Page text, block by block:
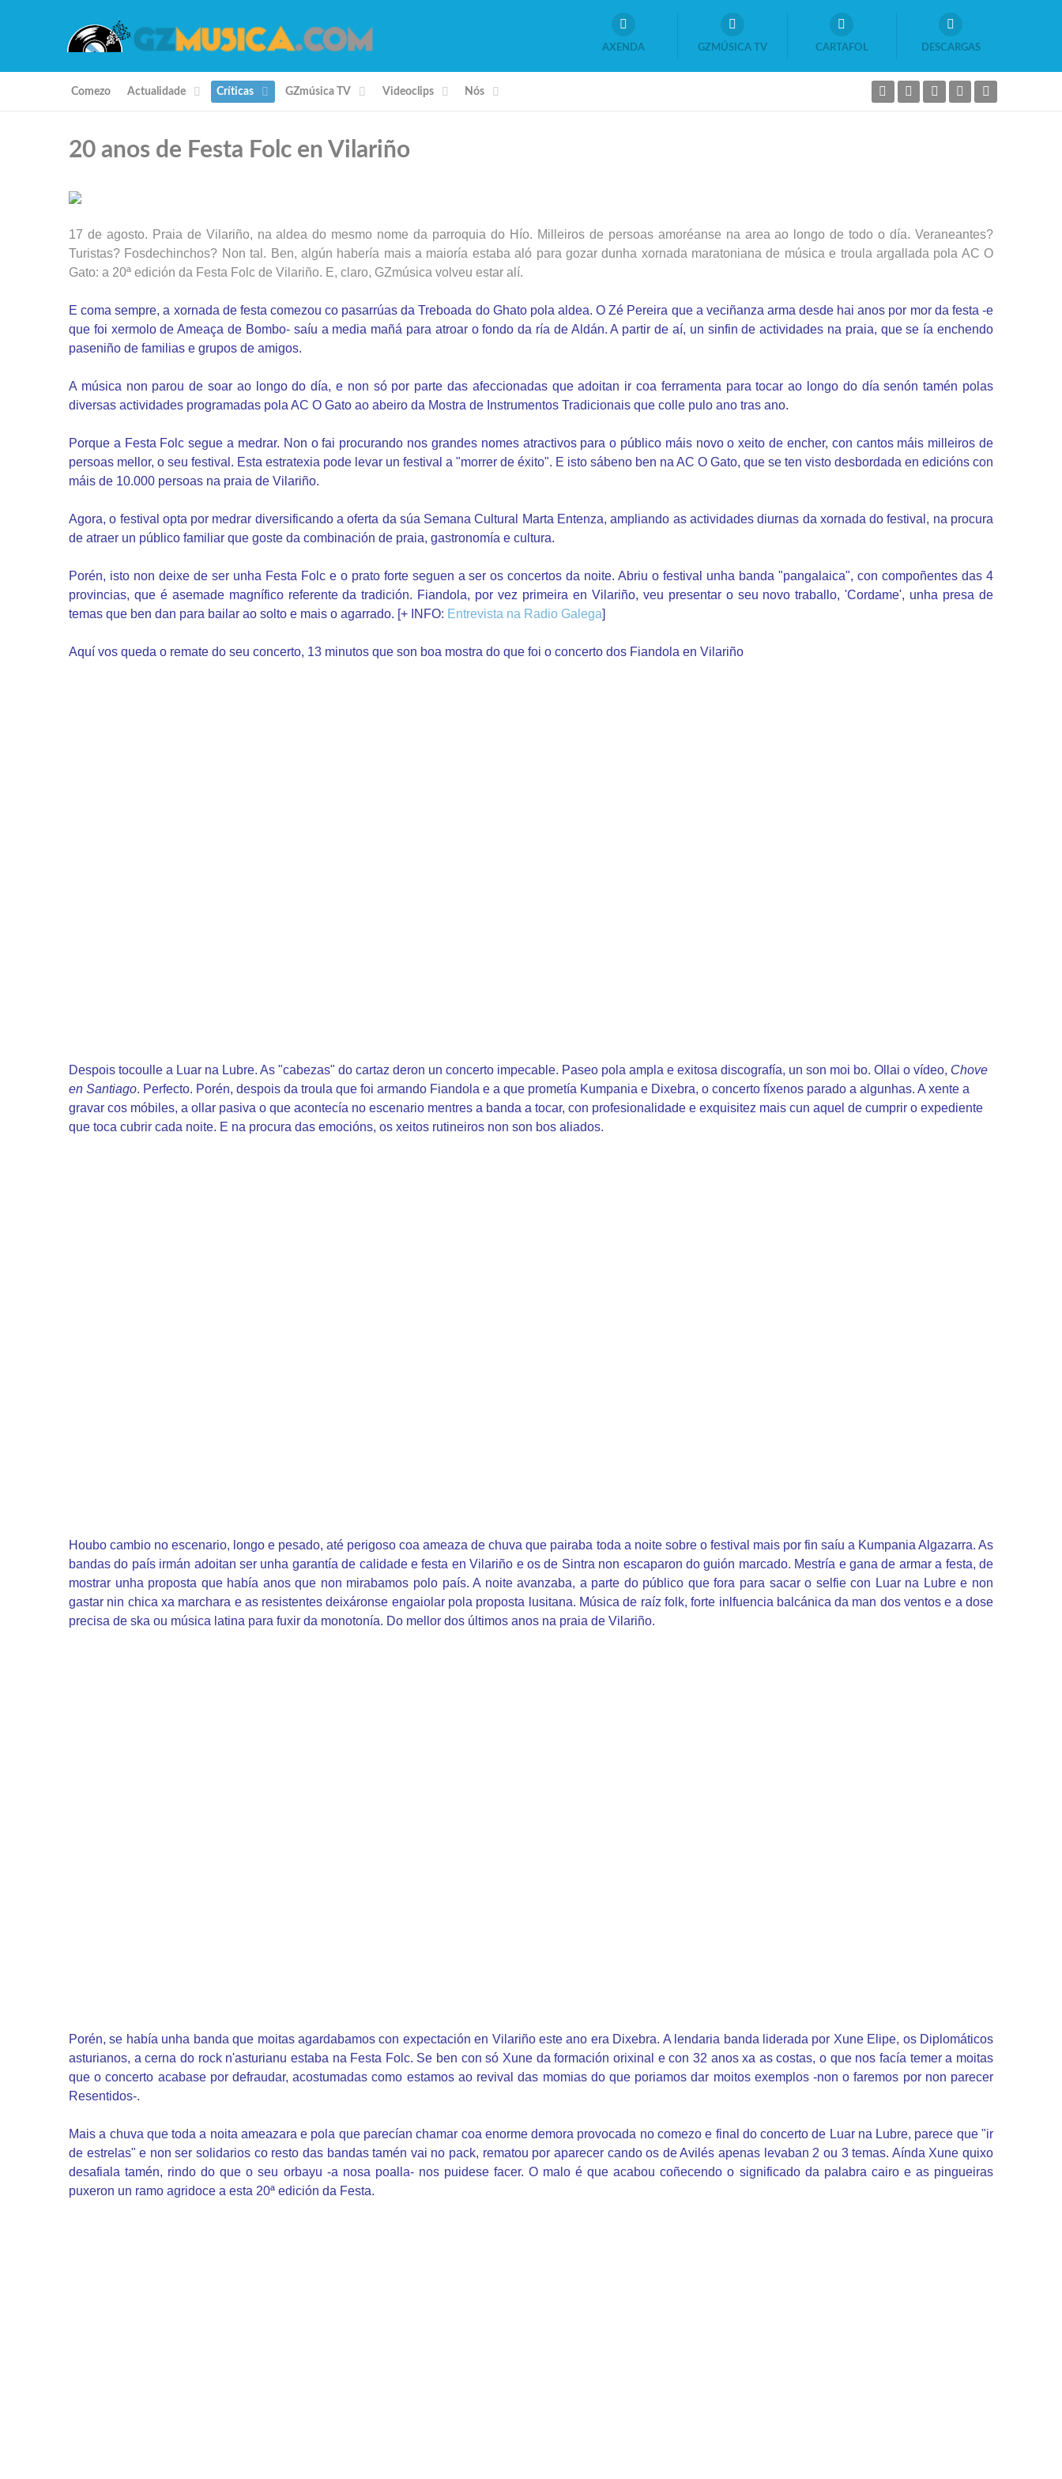
AXENDA GZMÚSICA TV CARTAFOL DESCARGAS
Comezo Actualidade Críticas GZmúsica TV Videoclips Nós
20 anos de Festa Folc en Vilariño
17 de agosto. Praia de Vilariño, na aldea do mesmo nome da parroquia do Hío. Milleiros de persoas amoréanse na area ao longo de todo o día. Veraneantes?
Turistas? Fosdechinchos? Non tal. Ben, algún habería mais a maioría estaba aló para gozar dunha xornada maratoniana de música e troula argallada pola AC O
Gato: a 20ª edición da Festa Folc de Vilariño. E, claro, GZmúsica volveu estar alí.
E coma sempre, a xornada de festa comezou co pasarrúas da Treboada do Ghato pola aldea. O Zé Pereira que a veciñanza arma desde hai anos por mor da festa -e
que foi xermolo de Ameaça de Bombo- saíu a media mañá para atroar o fondo da ría de Aldán. A partir de aí, un sinfin de actividades na praia, que se ía enchendo
paseniño de familias e grupos de amigos.
A música non parou de soar ao longo do día, e non só por parte das afeccionadas que adoitan ir coa ferramenta para tocar ao longo do día senón tamén polas
diversas actividades programadas pola AC O Gato ao abeiro da Mostra de Instrumentos Tradicionais que colle pulo ano tras ano.
Porque a Festa Folc segue a medrar. Non o fai procurando nos grandes nomes atractivos para o público máis novo o xeito de encher, con cantos máis milleiros de
persoas mellor, o seu festival. Esta estratexia pode levar un festival a "morrer de éxito". E isto sábeno ben na AC O Gato, que se ten visto desbordada en edicións con
máis de 10.000 persoas na praia de Vilariño.
Agora, o festival opta por medrar diversificando a oferta da súa Semana Cultural Marta Entenza, ampliando as actividades diurnas da xornada do festival, na procura
de atraer un público familiar que goste da combinación de praia, gastronomía e cultura.
Porén, isto non deixe de ser unha Festa Folc e o prato forte seguen a ser os concertos da noite. Abriu o festival unha banda "pangalaica", con compoñentes das 4
provincias, que é asemade magnífico referente da tradición. Fiandola, por vez primeira en Vilariño, veu presentar o seu novo traballo, 'Cordame', unha presa de
temas que ben dan para bailar ao solto e mais o agarrado. [+ INFO: Entrevista na Radio Galega]
Aquí vos queda o remate do seu concerto, 13 minutos que son boa mostra do que foi o concerto dos Fiandola en Vilariño
Despois tocoulle a Luar na Lubre. As "cabezas" do cartaz deron un concerto impecable. Paseo pola ampla e exitosa discografía, un son moi bo. Ollai o vídeo, Chove
en Santiago. Perfecto. Porén, despois da troula que foi armando Fiandola e a que prometía Kumpania e Dixebra, o concerto fíxenos parado a algunhas. A xente a
gravar cos móbiles, a ollar pasiva o que acontecía no escenario mentres a banda a tocar, con profesionalidade e exquisitez mais cun aquel de cumprir o expediente
que toca cubrir cada noite. E na procura das emocións, os xeitos rutineiros non son bos aliados.
Houbo cambio no escenario, longo e pesado, até perigoso coa ameaza de chuva que pairaba toda a noite sobre o festival mais por fin saíu a Kumpania Algazarra. As
bandas do país irmán adoitan ser unha garantía de calidade e festa en Vilariño e os de Sintra non escaparon do guión marcado. Mestría e gana de armar a festa, de
mostrar unha proposta que había anos que non mirabamos polo país. A noite avanzaba, a parte do público que fora para sacar o selfie con Luar na Lubre e non
gastar nin chica xa marchara e as resistentes deixáronse engaiolar pola proposta lusitana. Música de raíz folk, forte inlfuencia balcánica da man dos ventos e a dose
precisa de ska ou música latina para fuxir da monotonía. Do mellor dos últimos anos na praia de Vilariño.
Porén, se había unha banda que moitas agardabamos con expectación en Vilariño este ano era Dixebra. A lendaria banda liderada por Xune Elipe, os Diplomáticos
asturianos, a cerna do rock n'asturianu estaba na Festa Folc. Se ben con só Xune da formación orixinal e con 32 anos xa as costas, o que nos facía temer a moitas
que o concerto acabase por defraudar, acostumadas como estamos ao revival das momias do que poriamos dar moitos exemplos -non o faremos por non parecer
Resentidos-.
Mais a chuva que toda a noita ameazara e pola que parecían chamar coa enorme demora provocada no comezo e final do concerto de Luar na Lubre, parece que "ir
de estrelas" e non ser solidarios co resto das bandas tamén vai no pack, rematou por aparecer cando os de Avilés apenas levaban 2 ou 3 temas. Aínda Xune quixo
desafiala tamén, rindo do que o seu orbayu -a nosa poalla- nos puidese facer. O malo é que acabou coñecendo o significado da palabra cairo e as pingueiras
puxeron un ramo agridoce a esta 20ª edición da Festa.